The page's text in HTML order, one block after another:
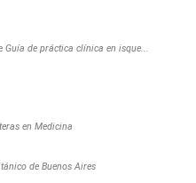
Guía de práctica clínica en isque...
en Medicina
de Buenos Aires